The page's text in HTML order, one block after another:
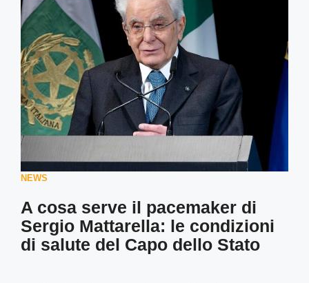
NEWS
A cosa serve il pacemaker di
Sergio Mattarella: le condizioni
di salute del Capo dello Stato